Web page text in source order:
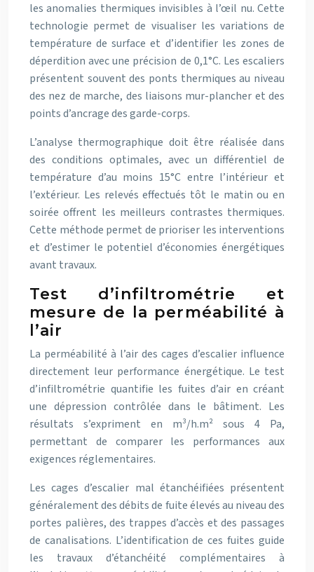
les anomalies thermiques invisibles à l’œil nu. Cette
technologie permet de visualiser les variations de
température de surface et d’identifier les zones de
déperdition avec une précision de 0,1°C. Les escaliers
présentent souvent des ponts thermiques au niveau
des nez de marche, des liaisons mur-plancher et des
points d’ancrage des garde-corps.
L’analyse thermographique doit être réalisée dans
des conditions optimales, avec un différentiel de
température d’au moins 15°C entre l’intérieur et
l’extérieur. Les relevés effectués tôt le matin ou en
soirée offrent les meilleurs contrastes thermiques.
Cette méthode permet de prioriser les interventions
et d’estimer le potentiel d’économies énergétiques
avant travaux.
Test d’infiltrométrie et
mesure de la perméabilité à
l’air
La perméabilité à l’air des cages d’escalier influence
directement leur performance énergétique. Le test
d’infiltrométrie quantifie les fuites d’air en créant
une dépression contrôlée dans le bâtiment. Les
résultats s’expriment en m³/h.m² sous 4 Pa,
permettant de comparer les performances aux
exigences réglementaires.
Les cages d’escalier mal étanchéifiées présentent
généralement des débits de fuite élevés au niveau des
portes palières, des trappes d’accès et des passages
de canalisations. L’identification de ces fuites guide
les travaux d’étanchéité complémentaires à